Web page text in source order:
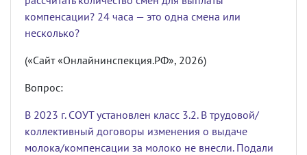
компенсации? 24 часа — это одна смена или
несколько?
(«Сайт «Онлайнинспекция.РФ», 2026)
Вопрос:
В 2023 г. СОУТ установлен класс 3.2. В трудовой/
коллективный договоры изменения о выдаче
молока/компенсации за молоко не внесли. Подали